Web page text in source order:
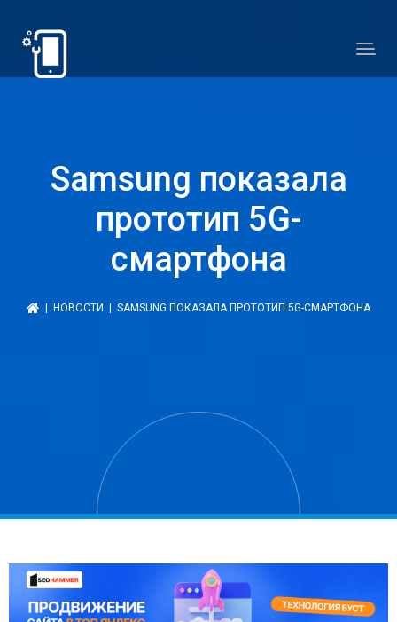
Samsung показала
прототип 5G-
смартфона
НОВОСТИ | SAMSUNG ПОКАЗАЛА ПРОТОТИП 5G-СМАРТФОНА